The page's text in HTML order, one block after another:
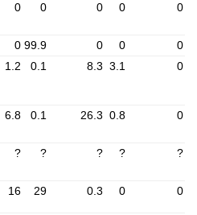
0 0 0 0 0
0 99.9 0 0
0
1.2 0.1 8.3 3.1 0
6.8 0.1 26.3 0.8 0
? ? ? ? ?
16 29 0.3 0 0